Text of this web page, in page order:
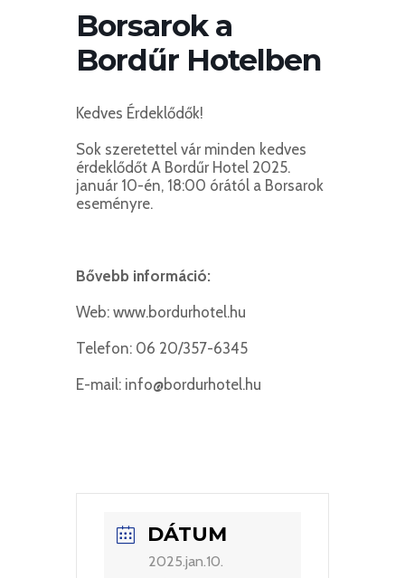
Borsarok a
Bordűr Hotelben
Kedves Érdeklődők!
Sok szeretettel vár minden kedves
érdeklődőt A Bordűr Hotel 2025.
január 10-én, 18:00 órától a Borsarok
eseményre.
Bővebb információ:
Web: www.bordurhotel.hu
Telefon: 06 20/357-6345
E-mail: info@bordurhotel.hu
DÁTUM
2025.jan.10.